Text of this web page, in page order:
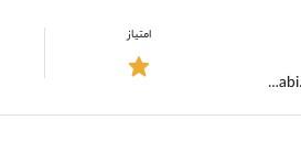
https://alirezamehrabi.com/cryptocurrency/wallet/ledger
امتیاز